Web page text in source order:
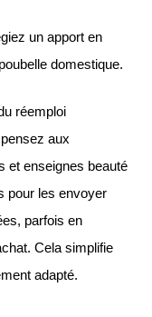
un apport en
domestique.
réemploi
aux
et enseignes beauté
pour les envoyer
parfois en
Cela simplifie
adapté.